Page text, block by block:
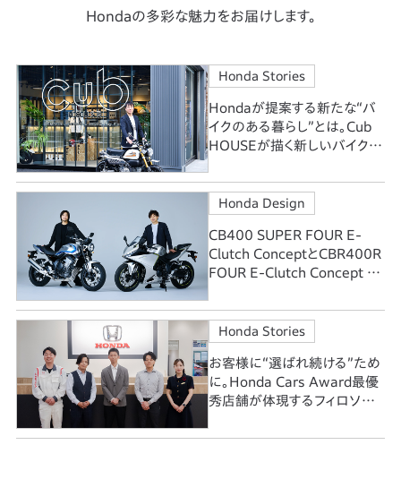
Hondaの多彩な魅力をお届けします。
Honda Stories
Hondaが提案する新たな“バ
イクのある暮らし”とは。Cub
HOUSEが描く新しいバイク文
Honda Design
CB400 SUPER FOUR E-
Clutch ConceptとCBR400R
FOUR E-Clutch Concept 正
ンの情熱
Honda Stories
お客様に“選ばれ続ける”ため
に。Honda Cars Award最優
秀店舗が体現するフィロソフィ